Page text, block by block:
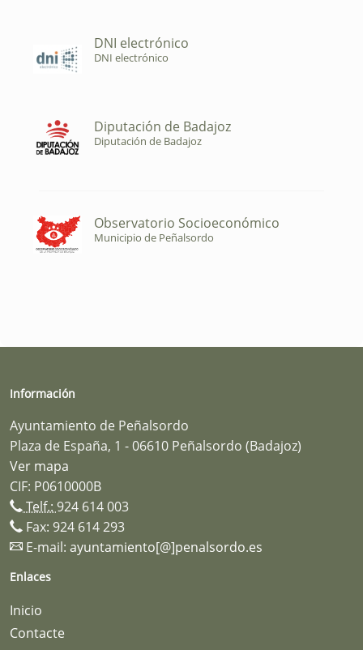
DNI electrónico
DNI electrónico
Diputación de Badajoz
Diputación de Badajoz
Observatorio Socioeconómico
Municipio de Peñalsordo
Información
Ayuntamiento de Peñalsordo
Plaza de España, 1 - 06610 Peñalsordo (Badajoz)
Ver mapa
CIF: P0610000B
Telf.: 924 614 003
Fax: 924 614 293
E-mail: ayuntamiento[@]penalsordo.es
Enlaces
Inicio
Contacte